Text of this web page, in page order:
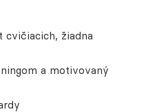
cvičiacich, žiadna
a motivovaný